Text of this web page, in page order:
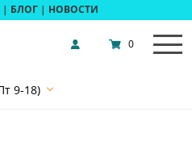
| БЛОГ | НОВОСТИ
9-18)
0